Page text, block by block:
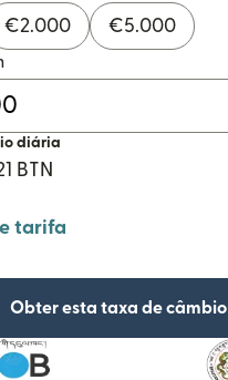
€2.000 €5.000
diária
BTN
tarifa
Obter esta taxa de câmbio